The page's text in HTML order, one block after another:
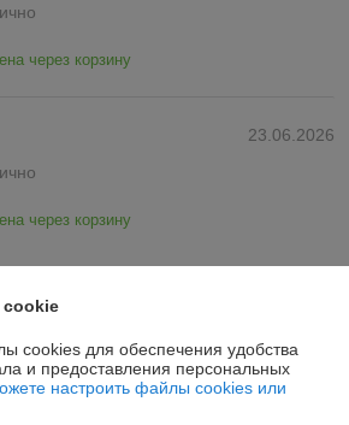
через корзину
23.06.2026
через корзину
cookies для обеспечения удобства
и предоставления персональных
настроить файлы cookies или